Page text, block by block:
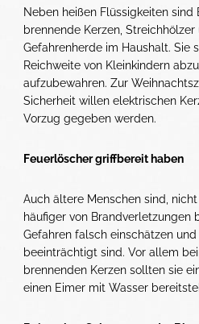
Neben heißen Flüssigkeiten sind
brennende Kerzen,
Gefahrenherde im Haushalt. Sie
Reichweite von Kleinkindern
aufzubewahren. Zur
Sicherheit willen elektrischen
Vorzug gegeben werden.
Feuerlöscher griffbereit haben
Auch ältere Menschen sind,
häufiger von Brandverletzungen
Gefahren falsch einschätzen
beeinträchtigt sind. Vor allem
brennenden Kerzen sollten sie
einen Eimer mit Wasser